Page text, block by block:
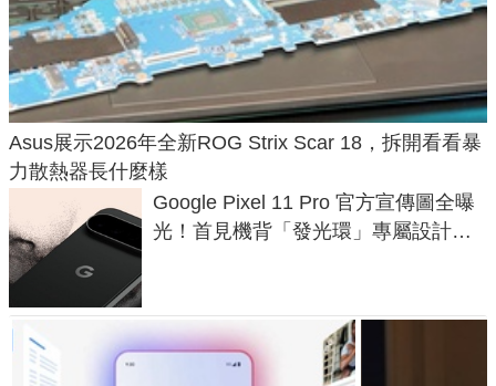
Asus展示2026年全新ROG Strix Scar 18，拆開看看暴
力散熱器長什麼樣
Google Pixel 11 Pro 官方宣傳圖全曝
光！首見機背「發光環」專屬設計、